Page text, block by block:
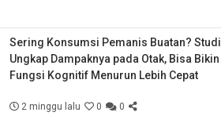
Sering Konsumsi Pemanis Buatan? Studi
Ungkap Dampaknya pada Otak, Bisa Bikin
Fungsi Kognitif Menurun Lebih Cepat
2 minggu lalu 0 0